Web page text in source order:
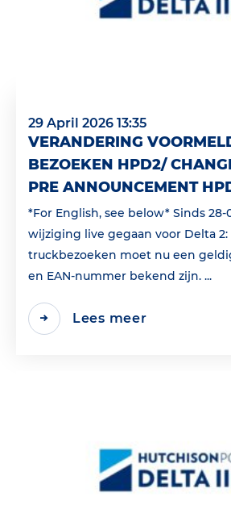
29 April 2026 13:35
VERANDERING
BEZOEKEN HPD2/
PRE ANNOUNCEMENT
*For English, see below* Sinds 28-
wijziging live gegaan voor Delta 2:
truckbezoeken moet nu een
en EAN‑nummer bekend zijn. ...
Lees meer